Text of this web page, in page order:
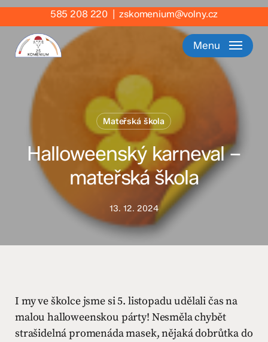
Skip
content
585 208 220 |zskomenium@volny.cz
Menu
Mateřská škola
Halloweenský karneval –
mateřská škola
13. 12. 2024
I my ve školce jsme si 5. listopadu udělali čas na
malou halloweenskou párty! Nesměla chybět
strašidelná promenáda masek, nějaká dobrůtka do